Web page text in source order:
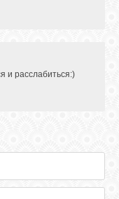
и расслабиться:)